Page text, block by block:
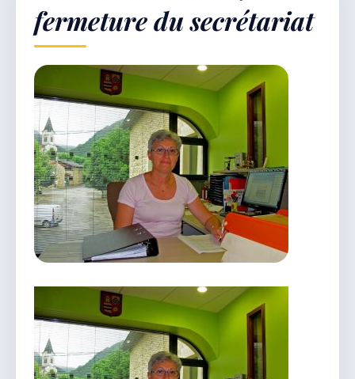
Démarches & Vie pratique
Vie locale & Associations
Découvrir la commune
VENDREDI 7 AOÛT 2026
Secrétariat ouvert
Lundi, mardi, jeudi, vendredi de 8h30 à 12h et
après-midi sur rendez-vous. Samedi sur rendez-
vous.
fermeture du secrétariat